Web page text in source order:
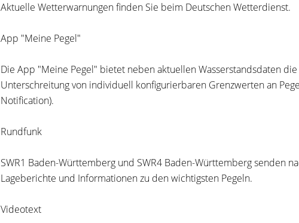
Aktuelle Wetterwarnungen finden Sie beim Deutschen Wetterdienst.
App "Meine Pegel"
Die App "Meine Pegel" bietet neben aktuellen Wasserstandsdaten
Unterschreitung von individuell konfigurierbaren Grenzwerten an
Notification).
Rundfunk
SWR1 Baden-Württemberg und SWR4 Baden-Württemberg senden
Lageberichte und Informationen zu den wichtigsten Pegeln.
Videotext